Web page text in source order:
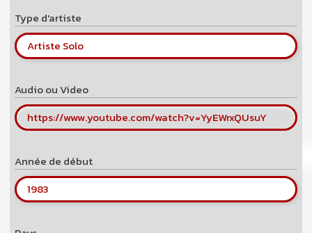
Type d'artiste
Artiste Solo
Audio ou Video
https://www.youtube.com/watch?v=YyEWrxQUsuY
Année de début
1983